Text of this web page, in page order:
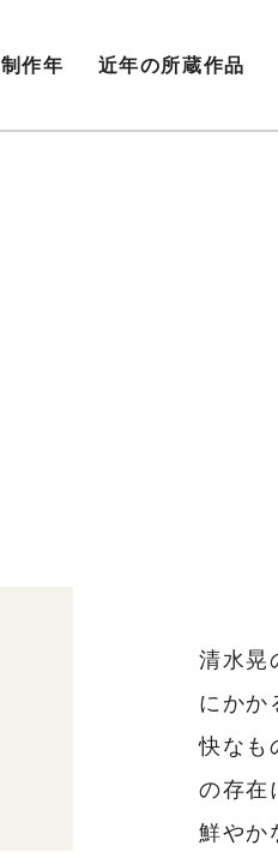
制作年 近年の所蔵作品
清水晃
にかか
快なも
の存在
鮮やか